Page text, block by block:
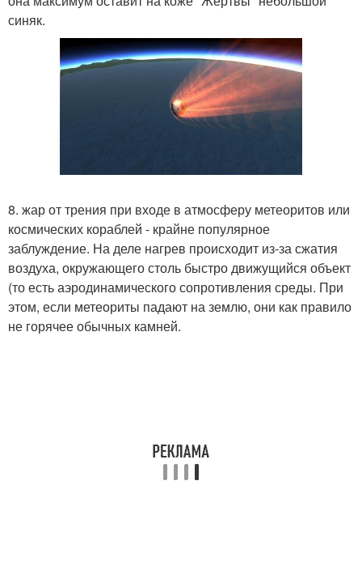
синяк.
8. жар от трения при входе в атмосферу метеоритов или
космических кораблей - крайне популярное
заблуждение. На деле нагрев происходит из-за сжатия
воздуха, окружающего столь быстро движущийся объект
(то есть аэродинамического сопротивления среды. При
этом, если метеориты падают на землю, они как правило
не горячее обычных камней.